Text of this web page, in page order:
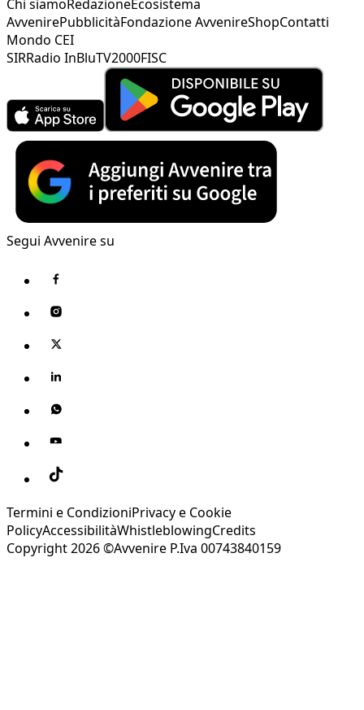
Chi siamoRedazioneEcosistema
AvvenirePubblicitàFondazione AvvenireShopContatti
Mondo CEI
SIRRadio InBluTV2000FISC
Segui Avvenire su
Termini e CondizioniPrivacy e Cookie
PolicyAccessibilitàWhistleblowingCredits
Copyright 2026 ©Avvenire P.Iva 00743840159